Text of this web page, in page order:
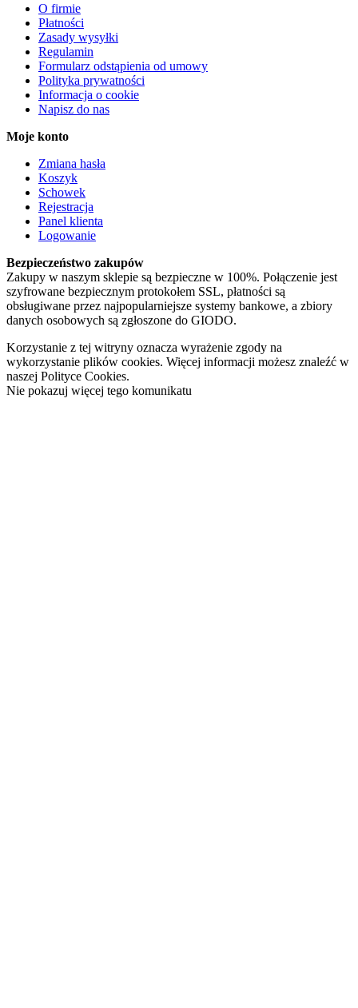
O firmie
Płatności
Zasady wysyłki
Regulamin
Formularz odstąpienia od umowy
Polityka prywatności
Informacja o cookie
Napisz do nas
Moje konto
Zmiana hasła
Koszyk
Schowek
Rejestracja
Panel klienta
Logowanie
Bezpieczeństwo zakupów
Zakupy w naszym sklepie są bezpieczne w 100%. Połączenie jest
szyfrowane bezpiecznym protokołem SSL, płatności są
obsługiwane przez najpopularniejsze systemy bankowe, a zbiory
danych osobowych są zgłoszone do GIODO.
Korzystanie z tej witryny oznacza wyrażenie zgody na
wykorzystanie plików cookies. Więcej informacji możesz znaleźć w
naszej Polityce Cookies.
Nie pokazuj więcej tego komunikatu